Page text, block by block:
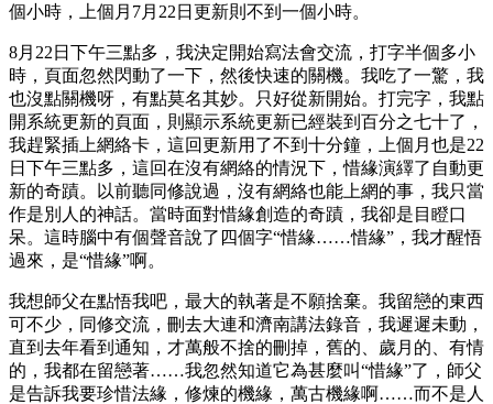
個小時，上個月7月22日更新則不到一個小時。
8月22日下午三點多，我決定開始寫法會交流，打字半個多小
時，頁面忽然閃動了一下，然後快速的關機。我吃了一驚，我
也沒點關機呀，有點莫名其妙。只好從新開始。打完字，我點
開系統更新的頁面，則顯示系統更新已經裝到百分之七十了，
我趕緊插上網絡卡，這回更新用了不到十分鐘，上個月也是22
日下午三點多，這回在沒有網絡的情況下，惜緣演繹了自動更
新的奇蹟。以前聽同修說過，沒有網絡也能上網的事，我只當
作是別人的神話。當時面對惜緣創造的奇蹟，我卻是目瞪口
呆。這時腦中有個聲音說了四個字“惜緣……惜緣”，我才醒悟
過來，是“惜緣”啊。
我想師父在點悟我吧，最大的執著是不願捨棄。我留戀的東西
可不少，同修交流，刪去大連和濟南講法錄音，我遲遲未動，
直到去年看到通知，才萬般不捨的刪掉，舊的、歲月的、有情
的，我都在留戀著……我忽然知道它為甚麼叫“惜緣”了，師父
是告訴我要珍惜法緣，修煉的機緣，萬古機緣啊……而不是人